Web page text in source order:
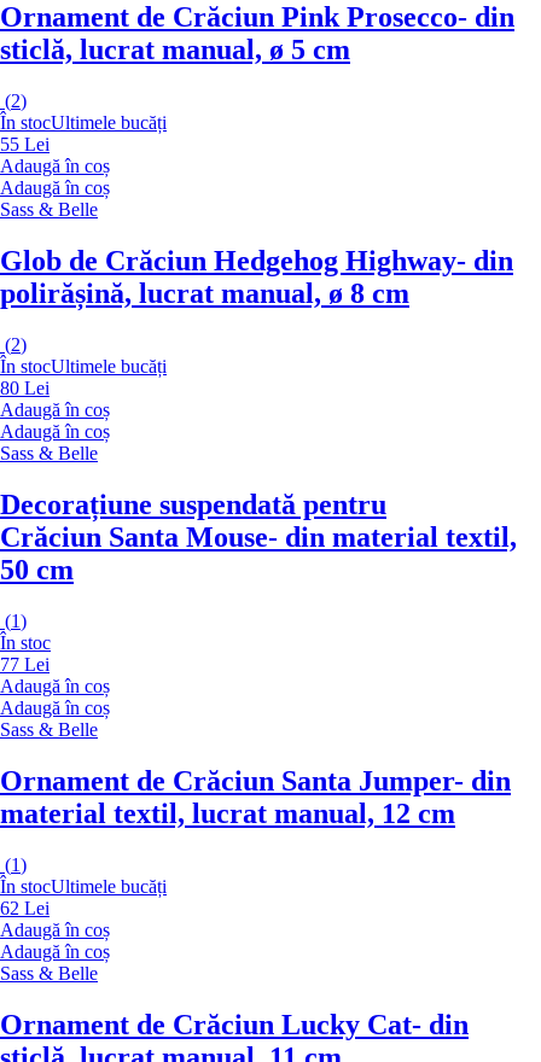
Ornament de Crăciun Pink Prosecco- din
sticlă, lucrat manual, ø 5 cm
(2)
În stocUltimele bucăți
55 Lei
Adaugă în coș
Adaugă în coș
Sass & Belle
Glob de Crăciun Hedgehog Highway- din
polirășină, lucrat manual, ø 8 cm
(2)
În stocUltimele bucăți
80 Lei
Adaugă în coș
Adaugă în coș
Sass & Belle
Decorațiune suspendată pentru
Crăciun Santa Mouse- din material textil,
50 cm
(1)
În stoc
77 Lei
Adaugă în coș
Adaugă în coș
Sass & Belle
Ornament de Crăciun Santa Jumper- din
material textil, lucrat manual, 12 cm
(1)
În stocUltimele bucăți
62 Lei
Adaugă în coș
Adaugă în coș
Sass & Belle
Ornament de Crăciun Lucky Cat- din